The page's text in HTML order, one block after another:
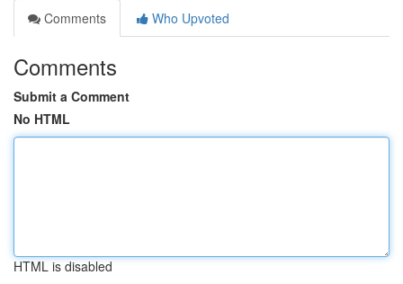
Comments
Who Upvoted
Comments
Submit a Comment
No HTML
HTML is disabled